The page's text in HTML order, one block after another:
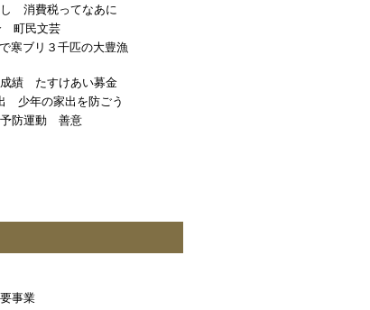
消費税ってなあに
町民文芸
寒ブリ３千匹の大豊漁
績 たすけあい募金
少年の家出を防ごう
防運動 善意
事業